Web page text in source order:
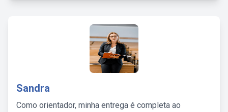
Sandra
Como orientador, minha entrega é completa ao